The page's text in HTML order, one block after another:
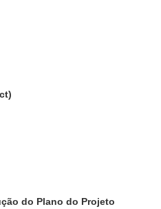
do Plano do Projeto